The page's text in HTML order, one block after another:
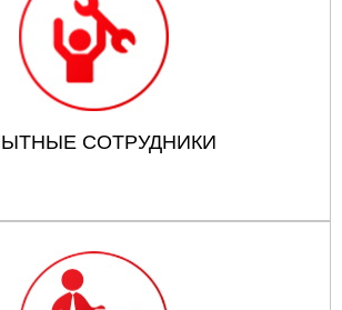
СОТРУДНИКИ